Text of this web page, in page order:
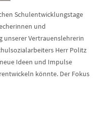
Schulentwicklungstage
und
unserer Vertrauenslehrerin
Herr Politz
Ideen und Impulse
könnte. Der Fokus